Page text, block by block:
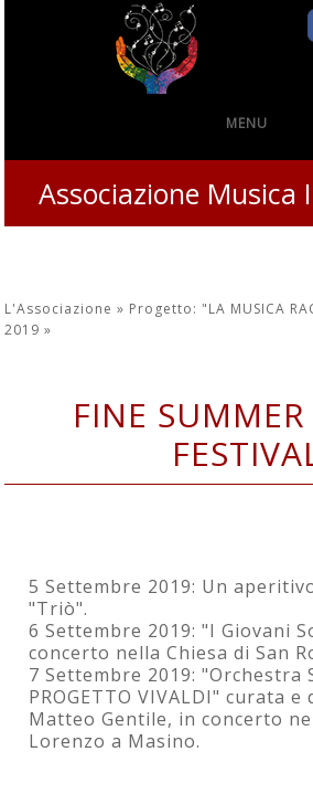
MENU
Associazione Musica
L'Associazione » Progetto: "LA MUSICA
2019»
FINE
5 Settembre 2019: Un
"Triò".
6 Settembre 2019: "I Giovani
concerto nella Chiesa di San
7 Settembre 2019: "Orchestra
PROGETTO VIVALDI" curata
Matteo Gentile, in concerto
Lorenzo a Masino.